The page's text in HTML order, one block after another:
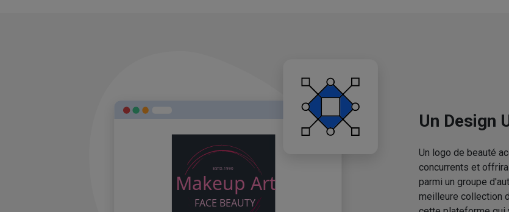
Un Design
Un logo de beauté
concurrents et
parmi un groupe
meilleure collection